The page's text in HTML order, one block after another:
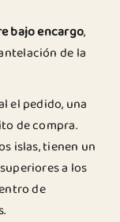
bajo encargo,
de la
el pedido, una
de compra.
islas, tienen un
a los
de